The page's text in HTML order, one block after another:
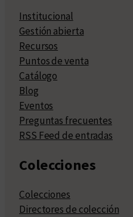
Institucional
Gestión abierta
Recursos
Puntos de venta
Catálogo
Blog
Eventos
Preguntas frecuentes
RSS Feed de entradas
Colecciones
Colecciones
Directores de colección